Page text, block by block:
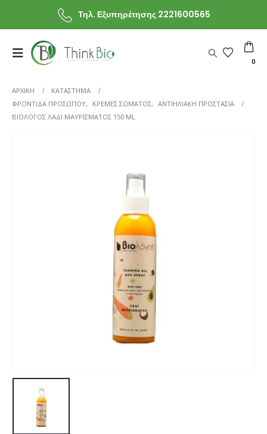
Τηλ. Εξυπηρέτησης 2221600565
0
ΑΡΧΙΚΗ
ΚΑΤΆΣΤΗΜΑ
ΦΡΟΝΤΙΔΑ ΠΡΟΣΩΠΟΥ, ΚΡΕΜΕΣ ΣΩΜΑΤΟΣ, ΑΝΤΙΗΛΙΑΚΗ ΠΡΟΣΤΑΣΙΑ
ΒΙΟΛΌΓΟΣ ΛΆΔΙ ΜΑΥΡΊΣΜΑΤΟΣ 150 ML